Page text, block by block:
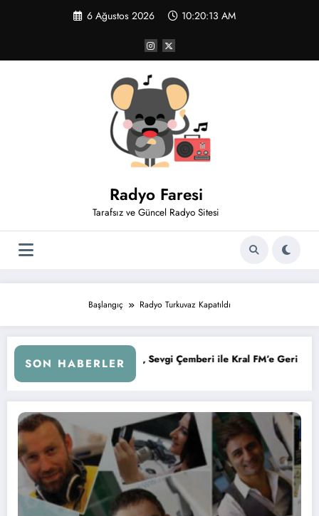
6 Ağustos 2026 10:20:14 AM
Radyo Faresi
Tarafsız ve Güncel Radyo Sitesi
Başlangıç Radyo Turkuvaz Kapatıldı
SON HABERLER
Kurtuluş, Sevgi Çemberi ile Kral FM’e Geri Döndü!